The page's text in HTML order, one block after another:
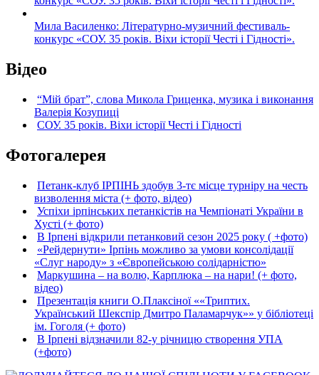
Мила Василенко: Літературно-музичний фестиваль-
конкурс «СОУ. 35 років. Віхи історії Честі і Гідності».
Відео
“Мій брат”, слова Микола Гриценка, музика і виконання
Валерія Козупиці
СОУ. 35 років. Віхи історії Честі і Гідності
Фотогалерея
Петанк-клуб ІРПІНЬ здобув 3-тє місце турніру на честь
визволення міста (+ фото, відео)
Успіхи ірпінських петанкістів на Чемпіонаті України в
Хусті (+ фото)
В Ірпені відкрили петанковий сезон 2025 року ( +фото)
«Рейдернути» Ірпінь можливо за умови консолідації
«Слуг народу» з «Європейською солідарністю»
Маркушина – на волю, Карплюка – на нари! (+ фото,
відео)
Презентація книги О.Плаксіної ««Триптих.
Український Шекспір Дмитро Паламарчук»» у бібліотеці
ім. Гоголя (+ фото)
В Ірпені відзначили 82-у річницю створення УПА
(+фото)